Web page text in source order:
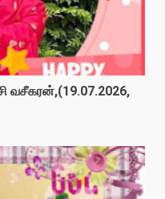
வசீகரன்,(19.07.2026,